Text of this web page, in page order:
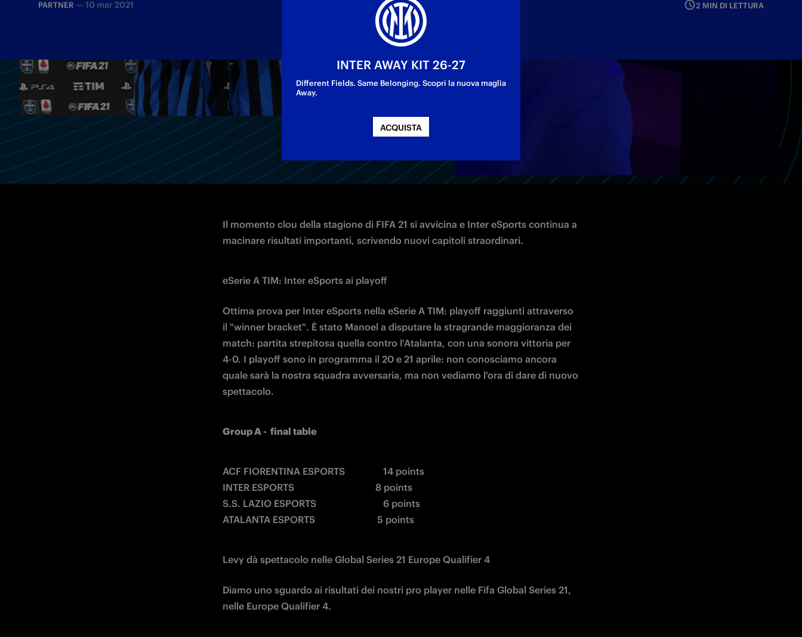
PARTNER — 10 mar 2021 2 MIN DI LETTURA
I risultati dei nerazzurri con le ottime performance anche nelle Global Series
Il momento clou della stagione di FIFA 21 si avvicina e Inter eSports continua a
macinare risultati importanti, scrivendo nuovi capitoli straordinari.
eSerie A TIM: Inter eSports ai playoff
Ottima prova per Inter eSports nella eSerie A TIM: playoff raggiunti attraverso
il "winner bracket". È stato Manoel a disputare la stragrande maggioranza dei
match: partita strepitosa quella contro l'Atalanta, con una sonora vittoria per
4-0. I playoff sono in programma il 20 e 21 aprile: non conosciamo ancora
quale sarà la nostra squadra avversaria, ma non vediamo l'ora di dare di nuovo
spettacolo.
Group A -  final table
ACF FIORENTINA ESPORTS                14 points
INTER ESPORTS                                  8 points
S.S. LAZIO ESPORTS                            6 points
ATALANTA ESPORTS                          5 points
Levy dà spettacolo nelle Global Series 21 Europe Qualifier 4
Diamo uno sguardo ai risultati dei nostri pro player nelle Fifa Global Series 21,
nelle Europe Qualifier 4.
INTER AWAY KIT 26-27
Different Fields. Same Belonging. Scopri la nuova maglia
Away.
ACQUISTA